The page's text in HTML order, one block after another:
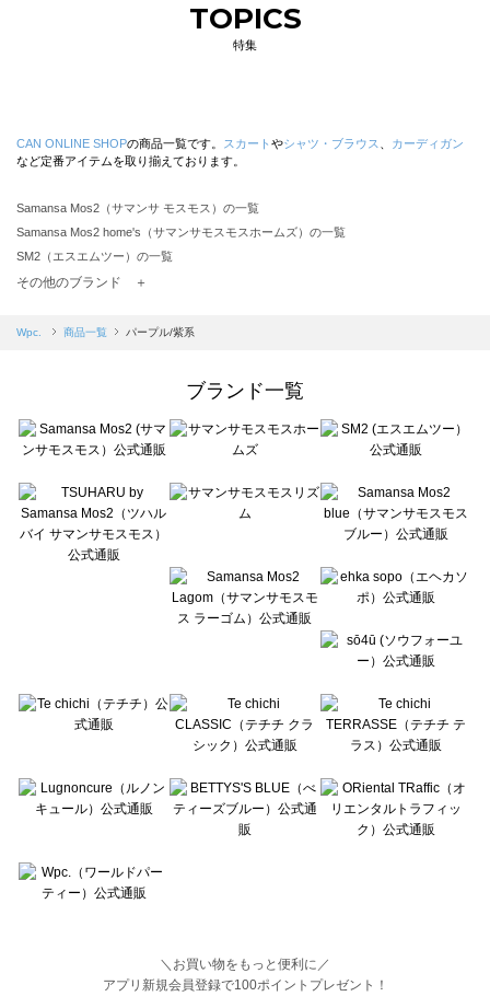
TOPICS
特集
CAN ONLINE SHOPの商品一覧です。 スカート やシャツ・ブラウス
カーディガン
など定番アイテムを取り揃えております。
Samansa Mos2（サマンサ モスモス）の一覧
Samansa Mos2 home's（サマンサモスモスホームズ）の一覧
SM2（エスエムツー）の一覧
TSUHARU by Samansa Mos2（ツハルバイサマンサモスモス）の一覧
Samansa Mos2 blue（サマンサモスモス ブルー）の一覧
Te chichi（テチチ）の一覧
Te chichi CLASSIC（テチチ クラシック）の一覧
Lugnoncure（ルノンキュール）の一覧
BETTY'S BLUE（べティーズブルー）の一覧
Wpc.（ワールドパーティー）の一覧
その他のブランド ＋
Wpc. 商品一覧 パープル/紫系
ブランド一覧
＼お買い物をもっと便利に／
アプリ新規会員登録で100ポイントプレゼント！